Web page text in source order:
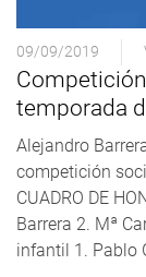
09/09/2019
temporada
Alejandro
competición
CUADRO DE
Barrera 2. Mª
infantil 1. Pablo